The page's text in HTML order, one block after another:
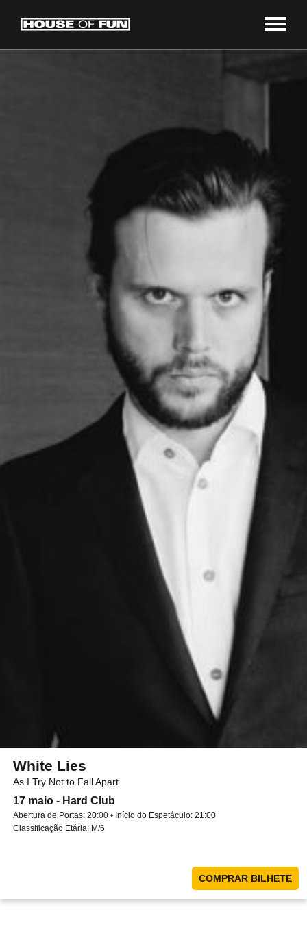
White Lies
As I Try Not to Fall Apart
17 maio - Hard Club
Abertura de Portas: 20:00 • Início do Espetáculo: 21:00
Classificação Etária: M/6
COMPRAR BILHETE